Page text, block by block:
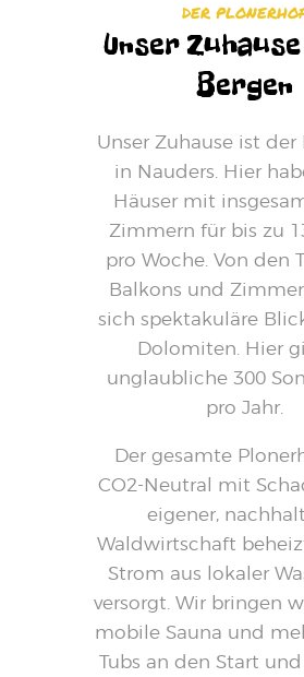
DER
Unser
Bergen
Unser Zuhause ist der
in Nauders. Hier
Häuser mit
Zimmern für bis zu
pro Woche. Von den
Balkons und
sich spektakuläre
Dolomiten. Hier
unglaubliche 300
pro Jahr.
Der gesamte
CO2-Neutral mit
eigener,
Waldwirtschaft
Strom aus lokaler
versorgt. Wir bringen
mobile Sauna und
Tubs an den Start